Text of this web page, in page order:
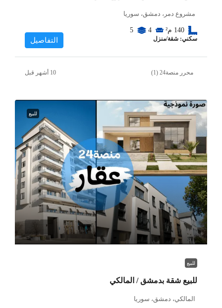
مشروع دمر، دمشق، سوريا
140 م² 4
5
سكني: شقة/منزل التفاصيل
محرر منصة24 (1)
للبيع
للبيع
للبيع شقة بدمشق / المالكي
المالكي، دمشق، سوريا